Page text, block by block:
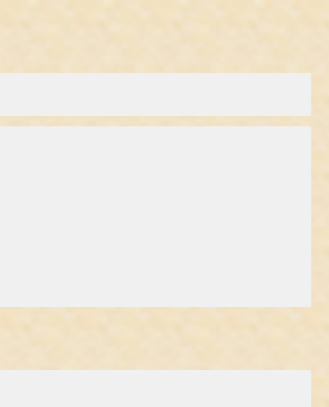
utrolige mængder af giftige tungmetaller fra forurenet jord.
med det formål at finde deres tolerancegrænser, og egnede metoder til at
døde.
milligram bly, 6,400 milligram nikkel og 650 milligram kobber, pr. kilo
sporstoffer. Men her er ikke tale om spor, men mærkbare mængder.
stoffer, så som hydrocarbon, “coal tar”, paraffin, polyethylene og naphta, der
udtrække dem fra geranier dyrket på forurenet jord, uden at få metallerne med. Ja